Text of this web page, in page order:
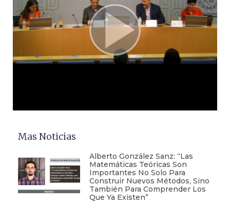
Mas Noticias
Alberto González Sanz: “Las
Matemáticas Teóricas Son
Importantes No Solo Para
Construir Nuevos Métodos, Sino
También Para Comprender Los
Que Ya Existen”